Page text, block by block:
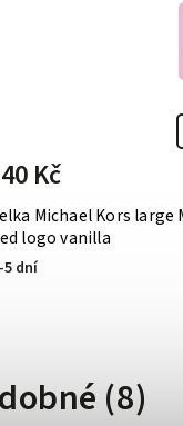
Michael Kors large
logo vanilla
5 dní
Kč
(8)